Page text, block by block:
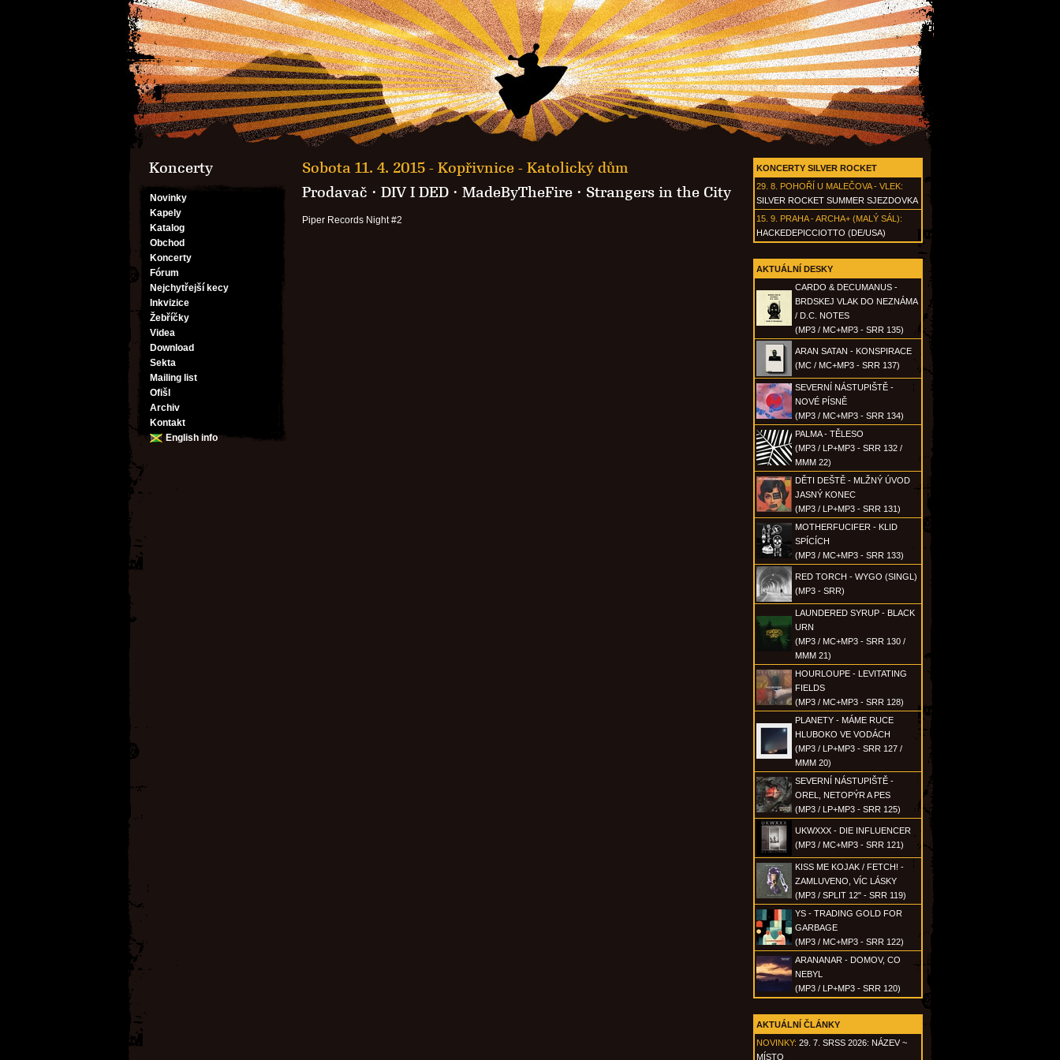
Koncerty
Novinky
Kapely
Katalog
Obchod
Koncerty
Fórum
Nejchytřejší kecy
Inkvizice
Žebříčky
Videa
Download
Sekta
Mailing list
Ofišl
Archiv
Kontakt
English info
KONCERTY SILVER ROCKET
29. 8. POHOŘÍ U MALEČOVA - VLEK:
SILVER ROCKET SUMMER SJEZDOVKA
15. 9. PRAHA - ARCHA+ (MALÝ SÁL):
HACKEDEPICCIOTTO (DE/USA)
AKTUÁLNÍ DESKY
CARDO & DECUMANUS -
BRDSKEJ VLAK DO NEZNÁMA
/ D.C. NOTES
(MP3 / MC+MP3 - SRR 135)
ARAN SATAN - KONSPIRACE
(MC / MC+MP3 - SRR 137)
SEVERNÍ NÁSTUPIŠTĚ -
NOVÉ PÍSNĚ
(MP3 / MC+MP3 - SRR 134)
PALMA - TĚLESO
(MP3 / LP+MP3 - SRR 132 /
MMM 22)
DĚTI DEŠTĚ - MLŽNÝ ÚVOD
JASNÝ KONEC
(MP3 / LP+MP3 - SRR 131)
MOTHERFUCIFER - KLID
SPÍCÍCH
(MP3 / MC+MP3 - SRR 133)
RED TORCH - WYGO (SINGL)
(MP3 - SRR)
LAUNDERED SYRUP - BLACK
URN
(MP3 / MC+MP3 - SRR 130 /
MMM 21)
HOURLOUPE - LEVITATING
FIELDS
(MP3 / MC+MP3 - SRR 128)
PLANETY - MÁME RUCE
HLUBOKO VE VODÁCH
(MP3 / LP+MP3 - SRR 127 /
MMM 20)
SEVERNÍ NÁSTUPIŠTĚ -
OREL, NETOPÝR A PES
(MP3 / LP+MP3 - SRR 125)
UKWXXX - DIE INFLUENCER
(MP3 / MC+MP3 - SRR 121)
KISS ME KOJAK / FETCH! -
ZAMLUVENO, VÍC LÁSKY
(MP3 / SPLIT 12" - SRR 119)
YS - TRADING GOLD FOR
GARBAGE
(MP3 / MC+MP3 - SRR 122)
ARANANAR - DOMOV, CO
NEBYL
(MP3 / LP+MP3 - SRR 120)
AKTUÁLNÍ ČLÁNKY
NOVINKY: 29. 7. SRSS 2026: NÁZEV ~
MÍSTO
Sobota 11. 4. 2015 - Kopřivnice - Katolický dům
Prodavač · DIV I DED · MadeByTheFire · Strangers in the City
Piper Records Night #2